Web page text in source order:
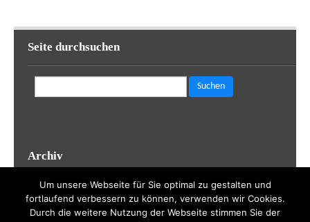
Seite durchsuchen
nach:
Archiv
Archiv
Um unsere Webseite für Sie optimal zu gestalten und
fortlaufend verbessern zu können, verwenden wir Cookies.
Durch die weitere Nutzung der Webseite stimmen Sie der